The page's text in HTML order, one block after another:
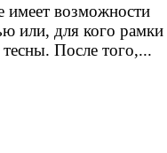
имеет возможности
или, для кого рамки
После того,...